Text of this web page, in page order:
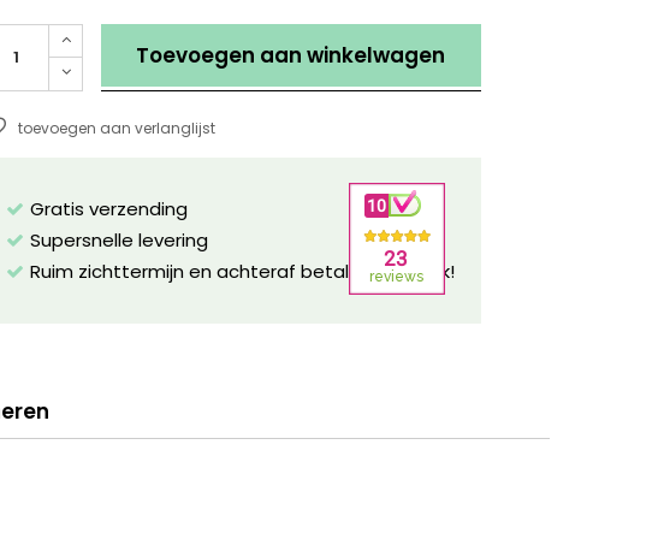
Toevoegen aan winkelwagen
toevoegen aan verlanglijst
Gratis verzending
Supersnelle levering
Ruim zichttermijn en achteraf betalen mogelijk!